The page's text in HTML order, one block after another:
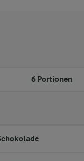
6 Portionen